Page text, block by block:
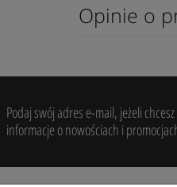
Opinie o
Podaj swój adres e-mail, jeżeli
informacje o nowościach i